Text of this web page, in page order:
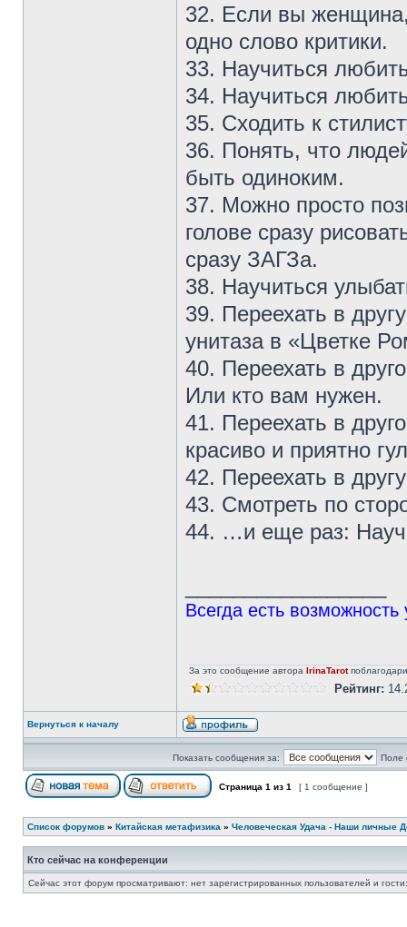
32. Если вы
одно слово критики.
33. Научиться
34. Научиться
35. Сходить к
36. Понять, что
быть одиноким.
37. Можно просто
голове сразу
сразу ЗАГЗа.
38. Научиться
39. Переехать в
унитаза в «Цветке
40. Переехать в
Или кто вам нужен.
41. Переехать в
красиво и приятно
42. Переехать в
43. Смотреть по
44. …и еще раз:
Всегда есть
За это сообщение автора IrinaTarot
Рейтинг:
Вернуться к началу
Показать сообщения за: Поле
Страница 1 из 1 [ 1 сообщение ]
Список форумов » Китайская метафизика » Человеческая Удача - Наши личные
Кто сейчас на конференции
Сейчас этот форум просматривают: нет зарегистрированных пользователей и